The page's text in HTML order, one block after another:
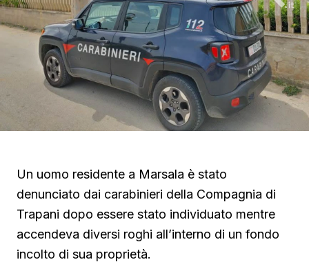
Un uomo residente a Marsala è stato
denunciato dai carabinieri della Compagnia di
Trapani dopo essere stato individuato mentre
accendeva diversi roghi all’interno di un fondo
incolto di sua proprietà.